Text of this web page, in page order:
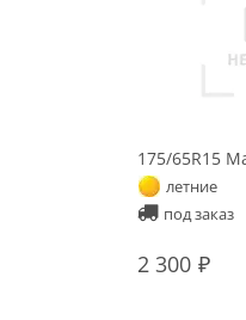
175/65R15
летние
под заказ
2 300